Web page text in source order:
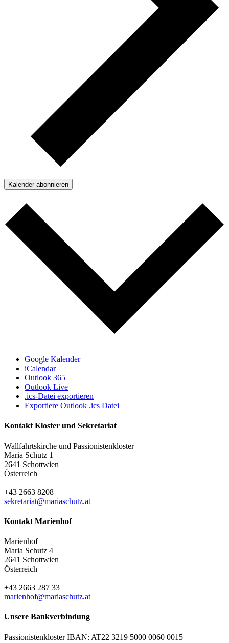
Kalender abonnieren
Google Kalender
iCalendar
Outlook 365
Outlook Live
.ics-Datei exportieren
Exportiere Outlook .ics Datei
Kontakt Kloster und Sekretariat
Wallfahrtskirche und Passionistenkloster
Maria Schutz 1
2641 Schottwien
Österreich
+43 2663 8208
sekretariat@mariaschutz.at
Kontakt Marienhof
Marienhof
Maria Schutz 4
2641 Schottwien
Österreich
+43 2663 287 33
marienhof@mariaschutz.at
Unsere Bankverbindung
Passionistenkloster IBAN: AT22 3219 5000 0060 0015